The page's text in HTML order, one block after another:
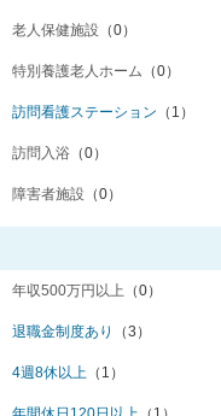
老人保健施設 （0）
特別養護老人ホーム （0）
訪問看護ステーション （1）
訪問入浴 （0）
障害者施設 （0）
年収500万円以上 （0）
退職金制度あり （3）
4週8休以上 （1）